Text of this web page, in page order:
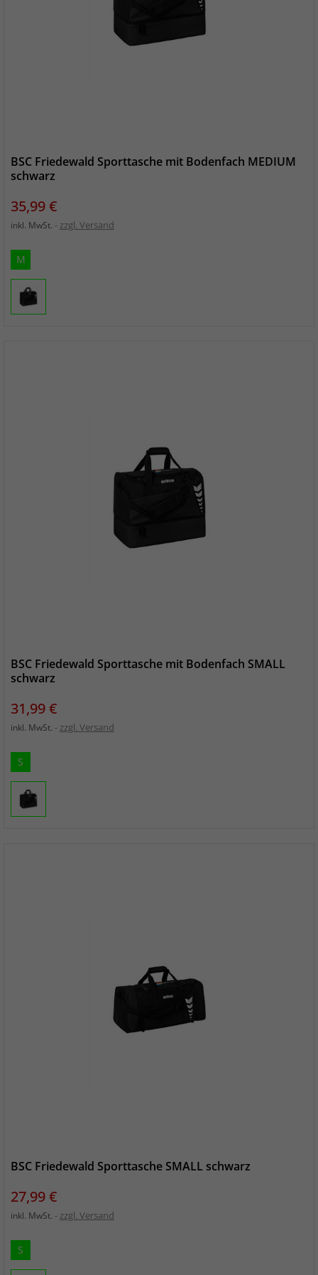
BSC Friedewald Sporttasche mit Bodenfach MEDIUM
schwarz
Preis
35,99 €
inkl. MwSt. zzgl. Versand
M
BSC Friedewald Sporttasche mit Bodenfach SMALL
schwarz
Preis
31,99 €
inkl. MwSt. zzgl. Versand
S
BSC Friedewald Sporttasche SMALL schwarz
Preis
27,99 €
inkl. MwSt. zzgl. Versand
S